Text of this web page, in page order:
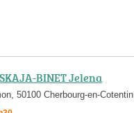
BINET Jelena
50100 Cherbourg-en-Cotentin